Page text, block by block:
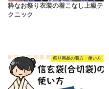
粋なお祭り衣装の着こなし上級テ
クニック
祭り用品の着方・使い方